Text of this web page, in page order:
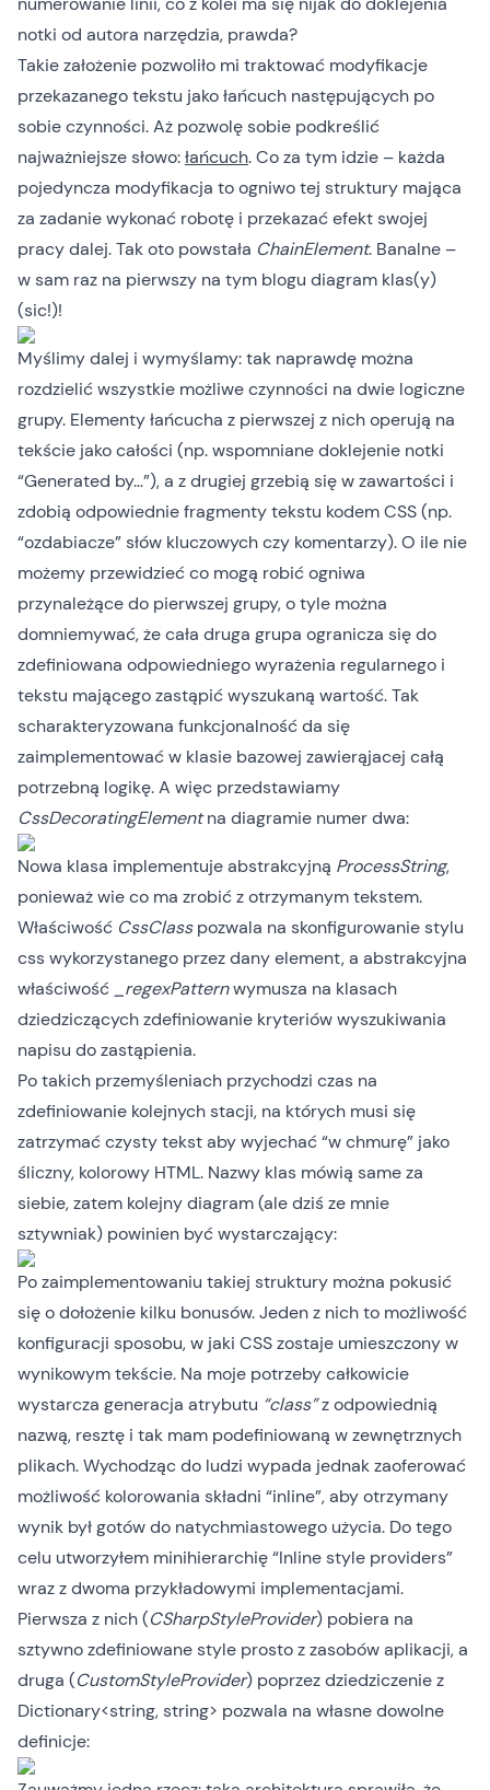
notki od autora narzędzia, prawda?
Takie założenie pozwoliło mi traktować modyfikacje
przekazanego tekstu jako łańcuch następujących po
sobie czynności. Aż pozwolę sobie podkreślić
najważniejsze słowo:łańcuch. Co za tym idzie – każda
pojedyncza modyfikacja to ogniwo tej struktury mająca
za zadanie wykonać robotę i przekazać efekt swojej
pracydalej. Tak oto powstała ChainElement. Banalne –
w sam raz na pierwszy na tym blogu diagram klas(y)
(sic!)!
Myślimy dalej i wymyślamy: tak naprawdę można
rozdzielić wszystkie możliwe czynności na dwie logiczne
grupy. Elementy łańcucha z pierwszej z nich operują na
tekście jako całości (np. wspomniane doklejenie notki
“Generated by…”), a z drugiej grzebią się w zawartości i
zdobią odpowiednie fragmenty tekstu kodem CSS (np.
“ozdabiacze” słów kluczowych czy komentarzy). O ile nie
możemy przewidzieć co mogą robić ogniwa
przynależące do pierwszej grupy, o tyle można
domniemywać, że cała druga grupa ogranicza się do
zdefiniowana odpowiedniego wyrażenia regularnego i
tekstu mającego zastąpić wyszukaną wartość. Tak
scharakteryzowana funkcjonalność da się
zaimplementować w klasie bazowej zawierąjacej całą
potrzebną logikę. A więc przedstawiamy
CssDecoratingElementna diagramie numer dwa:
Nowa klasa implementuje abstrakcyjną ProcessString,
ponieważ wie co ma zrobić z otrzymanym tekstem.
Właściwość CssClasspozwala na skonfigurowanie stylu
css wykorzystanego przez dany element, a abstrakcyjna
właściwość
_regexPatternwymusza na klasach
dziedziczących zdefiniowanie kryteriów wyszukiwania
napisu do zastąpienia.
Po takich przemyśleniach przychodzi czas na
zdefiniowanie kolejnych stacji, na których musi się
zatrzymać czysty tekst aby wyjechać “w chmurę” jako
śliczny, kolorowy HTML. Nazwy klas mówią same za
siebie, zatem kolejny diagram (ale dziś ze mnie
sztywniak) powinien być wystarczający:
Po zaimplementowaniu takiej struktury można pokusić
się o dołożenie kilku bonusów. Jeden z nich to możliwość
konfiguracji sposobu, w jaki CSS zostaje umieszczony w
wynikowym tekście. Na moje potrzeby całkowicie
wystarcza generacja atrybutu “class”z odpowiednią
nazwą, resztę i tak mam podefiniowaną w zewnętrznych
plikach. Wychodząc do ludzi wypada jednak zaoferować
możliwość kolorowania składni “inline”, aby otrzymany
wynik był gotów do natychmiastowego użycia. Do tego
celu utworzyłem minihierarchię “Inline style providers”
wraz z dwoma przykładowymi implementacjami.
Pierwsza z nich (CSharpStyleProvider) pobiera na
sztywno zdefiniowane style prosto z zasobów aplikacji, a
druga (CustomStyleProvider) poprzez dziedziczenie z
Dictionary<string, string> pozwala na własne dowolne
definicje: